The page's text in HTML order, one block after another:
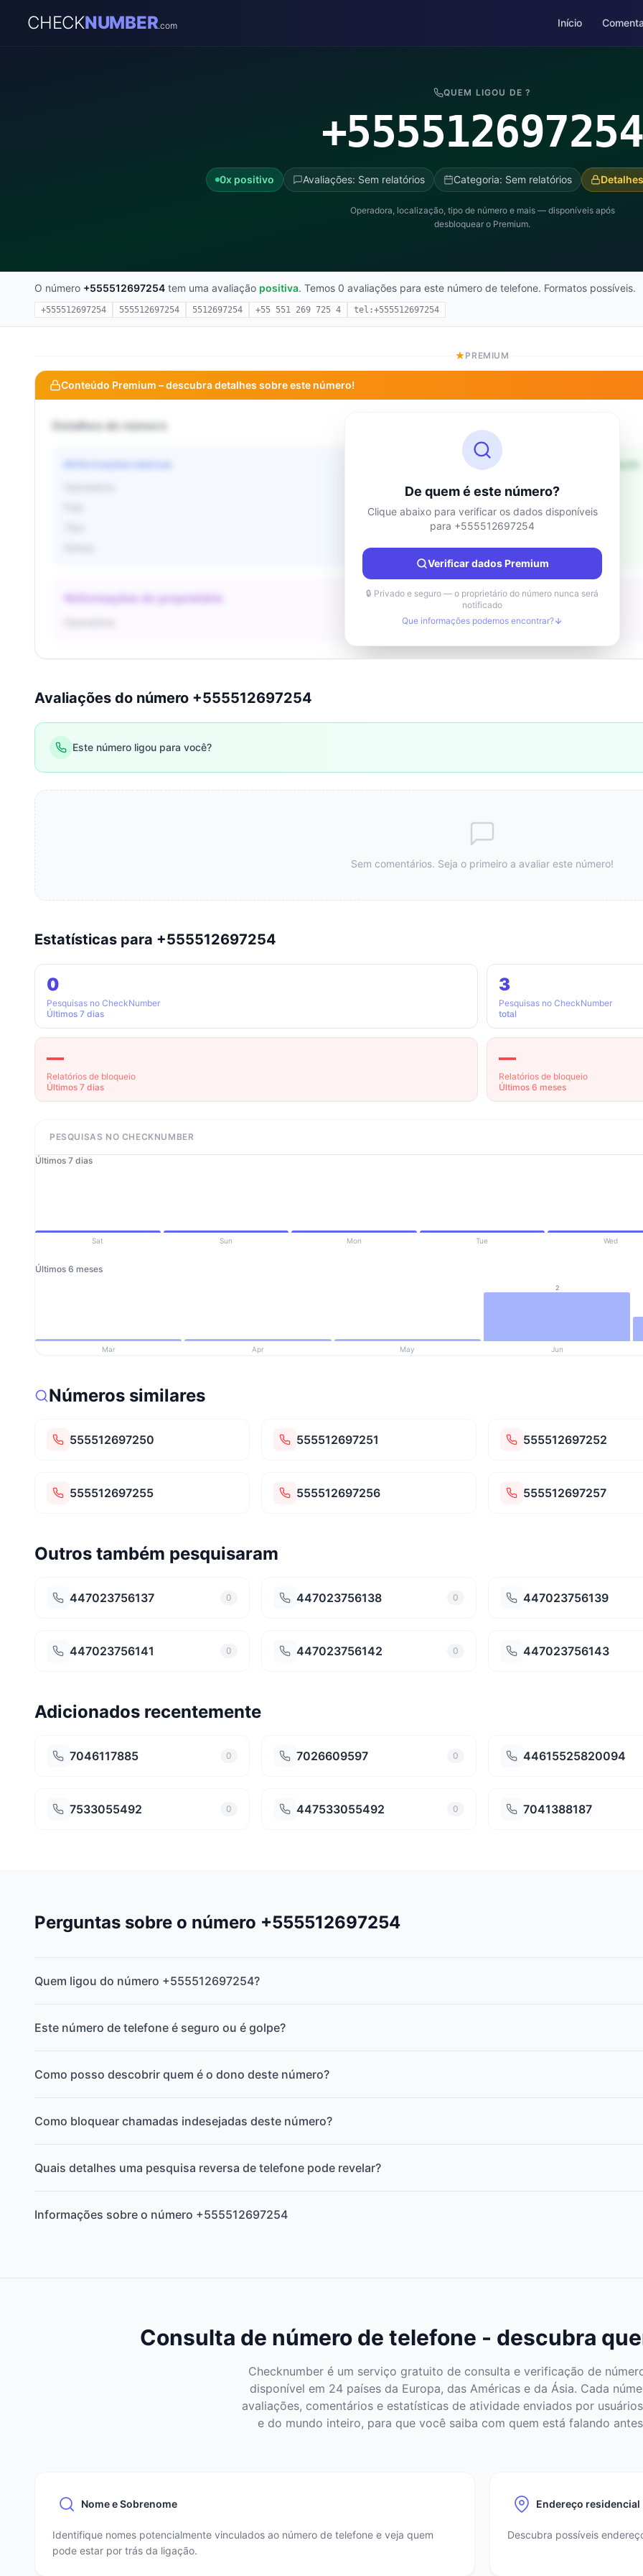
CHECKNUMBER.com Início
QUEM LIGOU DE ?
+555512697254
0x positivo Avaliações: Sem relatórios Categoria: Sem relatórios
Operadora, localização, tipo de número e mais — disponíveis após
desbloquear o Premium.
O número +555512697254 tem uma avaliação positiva. Temos 0 avaliações para este número de telefone. Formatos possíveis.
+555512697254 555512697254 5512697254 +55 551 269 725 4 tel:+555512697254
PREMIUM
Conteúdo Premium – descubra detalhes sobre este número!
Detalhes do número
Informações básicas
Desconhecido
Desconhecido
Desconhecido
Desconhecido
Informações de localização
País
Cidade
Região
Informações do proprietário
Desconhecido Tipo
De quem é este número?
Clique abaixo para verificar os dados disponíveis
para +555512697254
Verificar dados Premium
🔒 Privado e seguro — o proprietário do número nunca será
notificado
Que informações podemos encontrar?
Avaliações do número +555512697254
Este número ligou para você?
Sem comentários. Seja o primeiro a avaliar este número!
Estatísticas para +555512697254
0
Pesquisas no CheckNumber
Últimos 7 dias
3
Pesquisas no CheckNumber
total
—
Relatórios de bloqueio
Últimos 7 dias
—
Relatórios de bloqueio
Últimos 6 meses
PESQUISAS NO CHECKNUMBER
Últimos 7 dias
Sat Sun Mon Tue Wed
Últimos 6 meses
2
Mar Apr May Jun
Números similares
555512697250 555512697251 555512697252
555512697255 555512697256 555512697257
Outros também pesquisaram
447023756137 0 447023756138 0 447023756139
447023756141 0 447023756142 0 447023756143
Adicionados recentemente
7046117885 0 7026609597 0 44615525820094
7533055492 0 447533055492 0 7041388187
Perguntas sobre o número +555512697254
Quem ligou do número +555512697254?
Este número de telefone é seguro ou é golpe?
Como posso descobrir quem é o dono deste número?
Como bloquear chamadas indesejadas deste número?
Quais detalhes uma pesquisa reversa de telefone pode revelar?
Informações sobre o número +555512697254
Consulta de número de telefone - descubra
Checknumber é um serviço gratuito de consulta e verificação de
disponível em 24 países da Europa, das Américas e da Ásia. Cada
avaliações, comentários e estatísticas de atividade enviados por
e do mundo inteiro, para que você saiba com quem está falando
Nome e Sobrenome
Identifique nomes potencialmente vinculados ao número de telefone e veja quem
pode estar por trás da ligação.
Endereço residencial
Descubra possíveis